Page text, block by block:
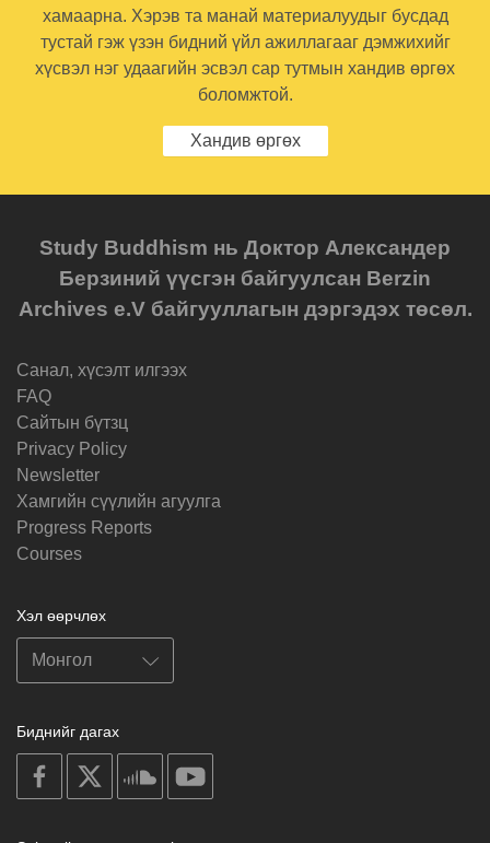
хамаарна. Хэрэв та манай материалуудыг бусдад
тустай гэж үзэн бидний үйл ажиллагааг дэмжихийг
хүсвэл нэг удаагийн эсвэл сар тутмын хандив өргөх
боломжтой.
Хандив өргөх
Study Buddhism нь Доктор Александер
Берзиний үүсгэн байгуулсан Berzin
Archives e.V байгууллагын дэргэдэх төсөл.
Санал, хүсэлт илгээх
FAQ
Cайтын бүтзц
Privacy Policy
Newsletter
Хамгийн сүүлийн агуулга
Progress Reports
Courses
Хэл өөрчлөх
Биднийг дагах
on
facebook
soundcloud